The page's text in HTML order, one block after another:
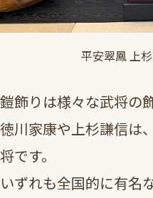
平安翠鳳 上
鎧飾りは様々な武将の
徳川家康や上杉謙信は
将です。
いずれも全国的に有名